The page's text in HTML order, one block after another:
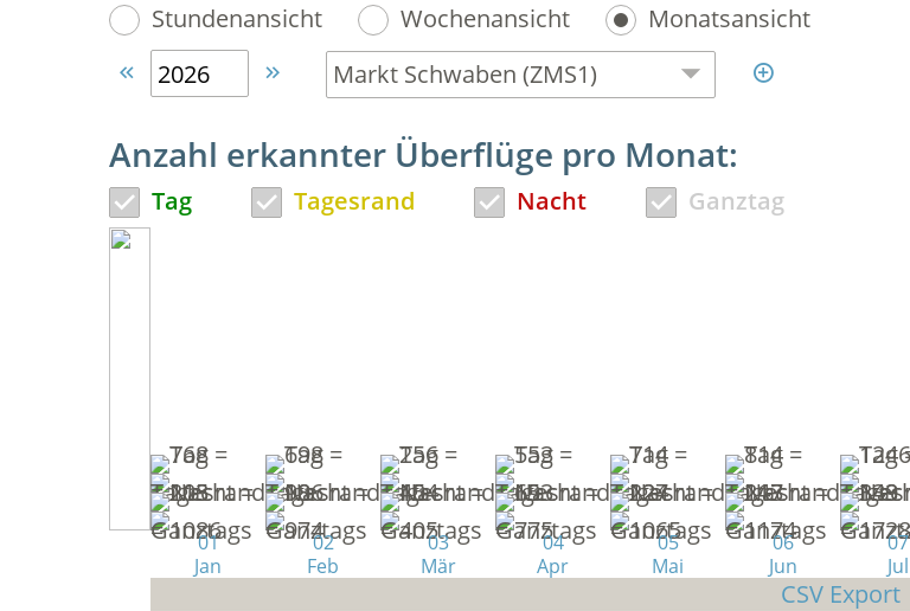
Stundenansicht
Wochenansicht Monatsansicht
  
Anzahl erkannter Überflüge pro Monat:
Tag Tagesrand Nacht Ganztag
01
Jan
02
Feb
03
Mär
04
Apr
05
Mai
06
Jun
07
Jul
CSV Export